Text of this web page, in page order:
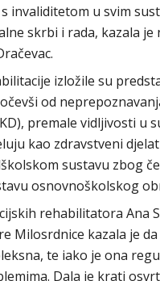
invaliditetom u svim
skrbi i rada, kazala je
izložile su
od
premale vidljivosti u
kao zdravstveni
sustavu zbog
osnovnoškolskog
rehabilitatora Ana
Milosrdnice kazala je
te iako je ona
Dala je krati